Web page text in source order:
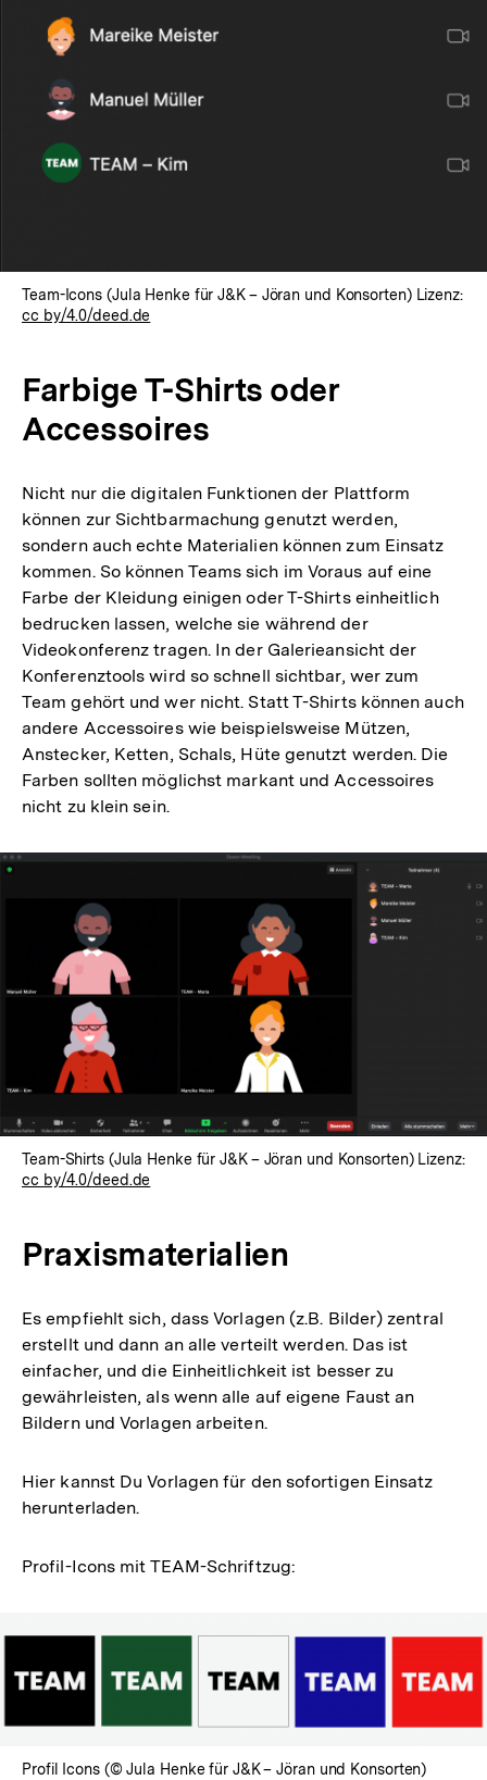
Team-Icons (Jula Henke für J&K – Jöran und Konsorten) Lizenz:
cc by/4.0/deed.de
Farbige T-Shirts oder
Accessoires
Nicht nur die digitalen Funktionen der Plattform
können zur Sichtbarmachung genutzt werden,
sondern auch echte Materialien können zum Einsatz
kommen. So können Teams sich im Voraus auf eine
Farbe der Kleidung einigen oder T-Shirts einheitlich
bedrucken lassen, welche sie während der
Videokonferenz tragen. In der Galerieansicht der
Konferenztools wird so schnell sichtbar, wer zum
Team gehört und wer nicht. Statt T-Shirts können auch
andere Accessoires wie beispielsweise Mützen,
Anstecker, Ketten, Schals, Hüte genutzt werden. Die
Farben sollten möglichst markant und Accessoires
nicht zu klein sein.
Team-Shirts (Jula Henke für J&K – Jöran und Konsorten) Lizenz:
cc by/4.0/deed.de
Praxismaterialien
Es empfiehlt sich, dass Vorlagen (z.B. Bilder) zentral
erstellt und dann an alle verteilt werden. Das ist
einfacher, und die Einheitlichkeit ist besser zu
gewährleisten, als wenn alle auf eigene Faust an
Bildern und Vorlagen arbeiten.
Hier kannst Du Vorlagen für den sofortigen Einsatz
herunterladen.
Profil-Icons mit TEAM-Schriftzug:
Profil Icons (© Jula Henke für J&K – Jöran und Konsorten)